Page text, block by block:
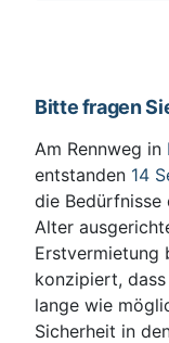
Bitte fragen
Am Rennweg in
entstanden 14
die Bedürfnisse
Alter
Erstvermietung
konzipiert, dass
lange wie
Sicherheit in